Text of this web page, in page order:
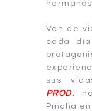
Ven de
cada
sus
PROD.
Pincha